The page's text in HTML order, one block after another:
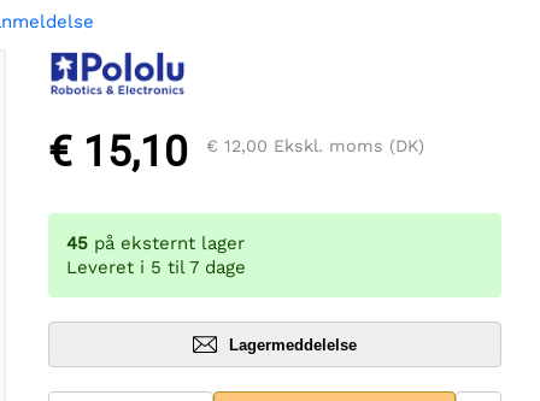
€ 15,10 € 12,00 Ekskl. moms (DK)
45 på eksternt lager
Leveret i 5 til 7 dage
Lagermeddelelse